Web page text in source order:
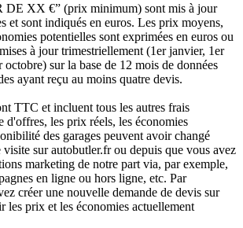
DE XX €” (prix minimum) sont mis à jour
et sont indiqués en euros. Les prix moyens,
potentielles sont exprimées en euros ou
à jour trimestriellement (1er janvier, 1er
sur la base de 12 mois de données
ayant reçu au moins quatre devis.
TTC et incluent tous les autres frais
d'offres, les prix réels, les économies
des garages peuvent avoir changé
sur autobutler.fr ou depuis que vous avez
marketing de notre part via, par exemple,
en ligne ou hors ligne, etc. Par
créer une nouvelle demande de devis sur
les prix et les économies actuellement